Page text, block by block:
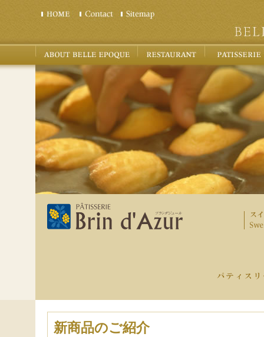
新商品のご紹介